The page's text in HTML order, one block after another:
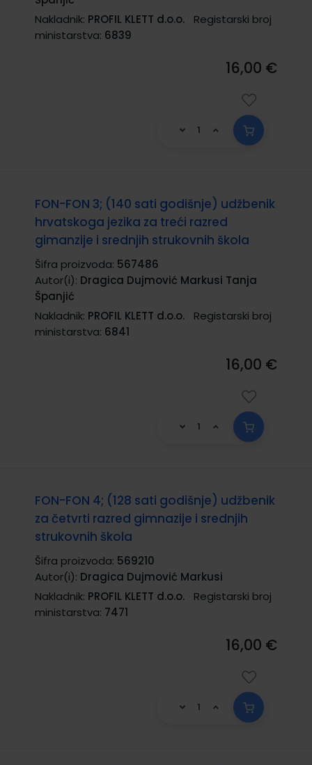
Nakladnik: PROFIL KLETT d.o.o.
Registarski broj
ministarstva: 6839
16,00 €
FON-FON 3; (140 sati godišnje) udžbenik
hrvatskoga jezika za treći razred
gimanzije i srednjih strukovnih škola
Šifra proizvoda: 567486
Autor(i): Dragica Dujmović Markusi Tanja
Španjić
Nakladnik: PROFIL KLETT d.o.o.
Registarski broj
ministarstva: 6841
16,00 €
FON-FON 4; (128 sati godišnje) udžbenik
za četvrti razred gimnazije i srednjih
strukovnih škola
Šifra proizvoda: 569210
Autor(i): Dragica Dujmović Markusi
Nakladnik: PROFIL KLETT d.o.o.
Registarski broj
ministarstva: 7471
16,00 €